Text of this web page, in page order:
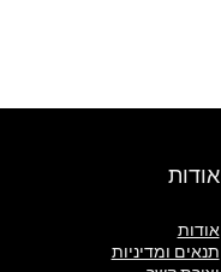
אודות
אודות
תנאים ומדיניות